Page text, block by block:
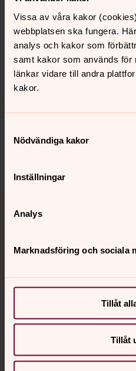
Vissa av våra kakor
webbplatsen ska fungera.
analys och kakor som
samt kakor som används för
länkar vidare till andra
kakor.
Nödvändiga kakor
Inställningar
Analys
Marknadsföring och sociala
Tillåt
Tillåt
Innehavaren av gravrätt ska
och värdigt skick. Det går
och på så sätt få hjälp med
innehåll?
Kontakt